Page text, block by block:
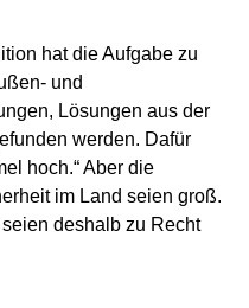
hat die Aufgabe zu
und
Lösungen aus der
werden. Dafür
hoch.“ Aber die
im Land seien groß.
deshalb zu Recht